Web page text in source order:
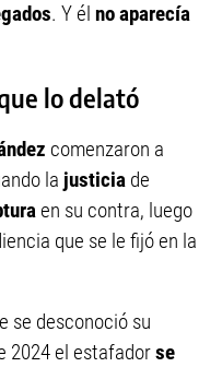
. Y él no aparecía
lo delató
comenzaron a
la justicia de
en su contra, luego
que se le fijó en la
se desconoció su
2024 el estafadorse